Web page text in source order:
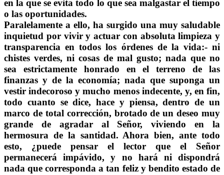
en la que se evita todo lo que sea malgastar el tiempo
o las oportunidades.
Paralelamente a ello, ha surgido una muy saludable
inquietud por vivir y actuar con absoluta limpieza y
transparencia en todos los órdenes de la vida:- ni
chistes verdes, ni cosas de mal gusto; nada que no
sea estrictamente honrado en el terreno de las
finanzas y de la economía; nada que suponga un
vestir indecoroso y mucho menos indecente, y, en fin,
todo cuanto se dice, hace y piensa, dentro de un
marco de total corrección, brotado de un deseo muy
grande de agradar al Señor, viviendo en la
hermosura de la santidad. Ahora bien, ante todo
esto, ¿puede pensar el lector que el Señor
permanecerá impávido, y no hará ni dispondrá
nada que corresponda a tan feliz y bendito estado de